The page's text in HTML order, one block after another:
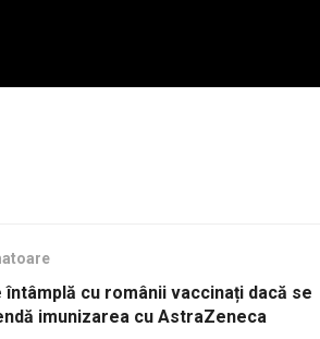
întâmplă cu românii vaccinați dacă se
imunizarea cu AstraZeneca